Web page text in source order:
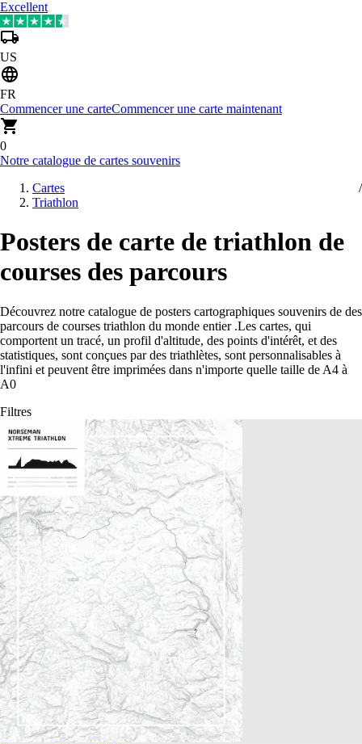
Excellent
US
FR
Commencer une carteCommencer une carte maintenant
0
Notre catalogue de cartes souvenirs
Cartes
Triathlon
Posters de carte de triathlon de
courses des parcours
Découvrez notre catalogue de posters cartographiques souvenirs de des
parcours de courses triathlon du monde entier .Les cartes, qui
comportent un tracé, un profil d'altitude, des points d'intérêt, et des
statistiques, sont conçues par des triathlètes, sont personnalisables à
l'infini et peuvent être imprimées dans n'importe quelle taille de A4 à
A0
Filtres